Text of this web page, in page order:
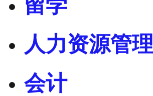
留学
人力资源管理
会计